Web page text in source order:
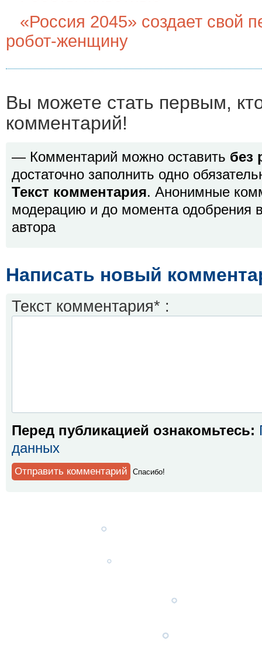
«Россия 2045» создает свой
робот-женщину
Вы можете стать первым,
комментарий!
— Комментарий можно оставить без
достаточно заполнить одно
Текст комментария. Анонимные
модерацию и до момента одобрения
автора
Написать новый
Текст комментария* :
Перед публикацией ознакомьтесь:
данных
Спaсибо!